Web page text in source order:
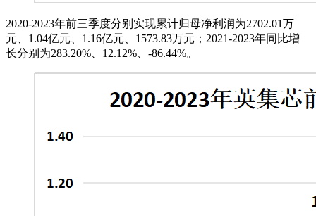
2020-2023年前三季度分别实现累计归母净利润为2702.01万
元、1.04亿元、1.16亿元、1573.83万元；2021-2023年同比增
长分别为283.20%、12.12%、-86.44%。